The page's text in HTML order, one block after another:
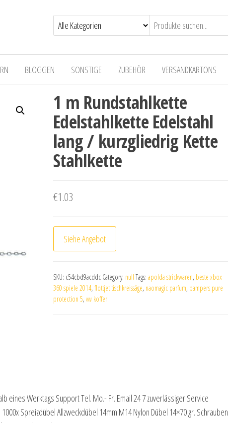
BLOGGEN SONSTIGE ZUBEHÖR VERSANDKARTONS
1 m Rundstahlkette
Edelstahlkette Edelstahl
lang / kurzgliedrig Kette
Stahlkette
€1.03
Siehe Angebot
SKU: c54cbd9acddc Category: null Tags: apolda strickwaren, beste xbox
360 spiele 2014, flottjet tischkreissäge, naomagic parfum, pampers pure
protection 5, vw koffer
eines Werktags Support Tel. Mo.- Fr. Email 24 7 zuverlässiger Service
Spreizdübel Allzweckdübel 14mm M14 Nylon Dübel 14×70 gr. Schrauben